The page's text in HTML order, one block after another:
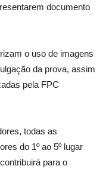
documento
o uso de imagens
da prova, assim
pela FPC
todas as
do 1º ao 5º lugar
para o